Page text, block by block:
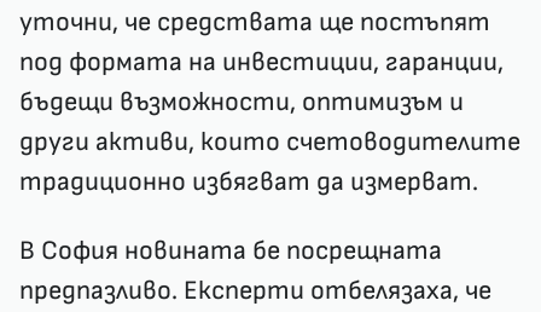
уточни, че средствата ще постъпят
под формата на инвестиции, гаранции,
бъдещи възможности, оптимизъм и
други активи, които счетоводителите
традиционно избягват да измерват.
В София новината бе посрещната
предпазливо. Експерти отбелязаха, че